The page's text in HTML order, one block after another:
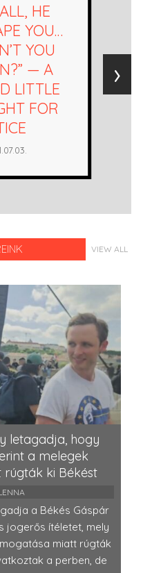
HE
YOU…
YOU
— A
LITTLE
FOR
›
VIEW ALL
letagadja, hogy
a melegek
ki Békést
a Békés Gáspár
jogerős ítéletet, mely
miatt rúgták
a perben, de